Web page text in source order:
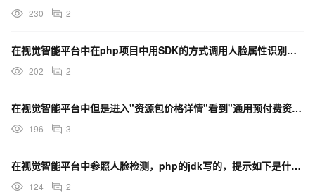
230 2
在视觉智能平台中在php项目中用SDK的方式调用人脸属性识别时报错，如何解决？
202 2
在视觉智能平台中但是进入"资源包价格详情"看到"通用预付费资源包"与购买通用资源包不同，以哪个为准?
196 3
在视觉智能平台中参照人脸检测，php的jdk写的，提示如下是什么问题导致的？
124 2